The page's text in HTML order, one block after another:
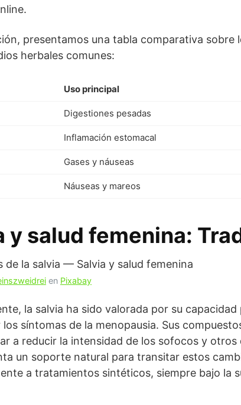
presentamos una tabla comparativa
herbales comunes:
Uso principal
Digestiones pesadas
Inflamación estomacal
Gases y náuseas
Náuseas y mareos
y salud femenina:
en Pixabay
la salvia ha sido valorada por su
síntomas de la menopausia. Sus
a reducir la intensidad de los sofocos y
un soporte natural para transitar estos
a tratamientos sintéticos, siempre bajo la